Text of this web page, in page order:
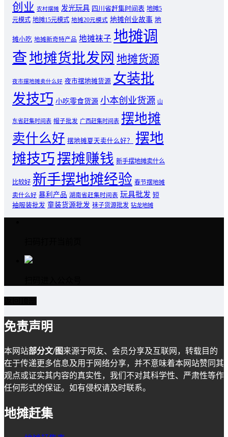
创业 农村摆摊 发光玩具 四川省赶集时间表 地摊5
元模式 地摊15元模式 地摊20元模式 地摊创业故事 地
摊小吃 地摊新奇特产品 地摊袜子 地摊调
查地摊货批发网 地摊货源
夜市摆地摊卖什么好 夜市摆地摊货源 女装批
发技巧 小吃零食货源 小本创业货源 山
东省赶集时间表 帽子批发 广西赶集时间表 摆地摊
卖什么好 摆地摊夏天卖什么好？
摆地
摊技巧摆摊赚钱 新手摆地摊卖什么
比较好 新手摆地摊经验 春节摆地摊
卖什么好 暴利产品 湖南省赶集时间表 玩具批发 短
袖服装批发 童装货源批发 袜子货源批发 钻龙地摊
免责声明
本网站部分文/图来源于网友、会员分享及互联网，转载目的
在于传递更多信息及用于网络分享，并不意味着本网站赞同其
观点或证实其内容的真实性，我们不对其科学性、严肃性等作
任何形式的保证。如有侵权请及时联系。
地摊赶集